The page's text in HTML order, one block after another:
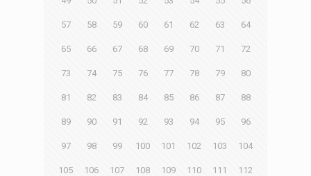
57 58 59 60 61 62 63 64
65 66 67 68 69 70 71 72
73 74 75 76 77 78 79 80
81 82 83 84 85 86 87 88
89 90 91 92 93 94 95 96
97 98 99 100 101 102 103 104
105 106 107 108 109 110 111 112